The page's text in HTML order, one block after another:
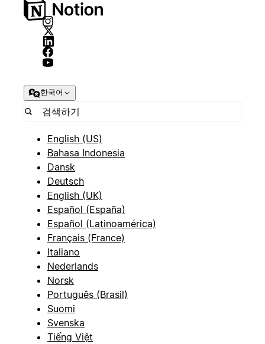
한국어
English (US)
Bahasa Indonesia
Dansk
Deutsch
English (UK)
Español (España)
Español (Latinoamérica)
Français (France)
Italiano
Nederlands
Norsk
Português (Brasil)
Suomi
Svenska
Tiếng Việt